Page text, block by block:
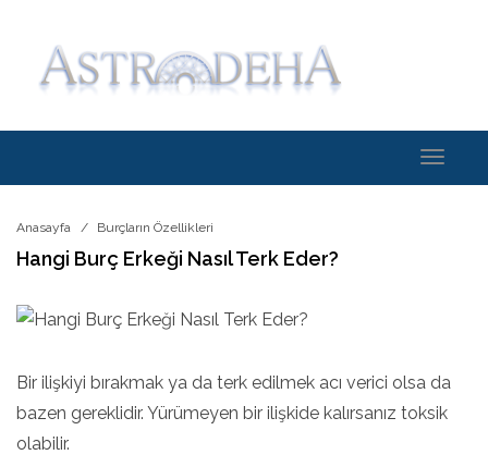
Toggle
Anasayfa Burçların Özellikleri
Hangi Burç Erkeği Nasıl Terk Eder?
Bir ilişkiyi bırakmak ya da terk edilmek acı verici olsa da
bazen gereklidir. Yürümeyen bir ilişkide kalırsanız toksik
olabilir.